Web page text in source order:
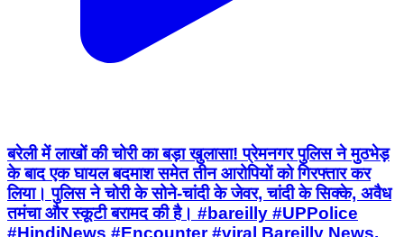
बरेली में लाखों की चोरी का बड़ा खुलासा! प्रेमनगर पुलिस ने मुठभेड़
के बाद एक घायल बदमाश समेत तीन आरोपियों को गिरफ्तार कर
Bareilly Police, Prem Nagar Police, Bareilly
Encounter, Theft Case Bareilly, Breaking News
Bareilly, UP Police News, Crime News, Police
Encounter, Bareilly Crime, Gold Jewellery
Theft, Hindi News, Viral News, Uttar Pradesh